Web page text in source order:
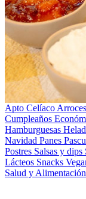
Apto Celíaco
Cumpleaños
Hamburguesas
Navidad Panes
Postres Salsas y dips
Lácteos Snacks
Salud y Alimentación